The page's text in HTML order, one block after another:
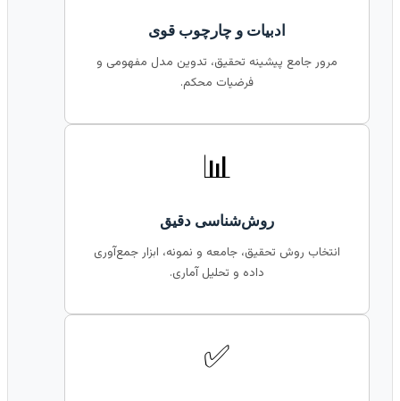
ادبیات و چارچوب قوی
مرور جامع پیشینه تحقیق، تدوین مدل مفهومی و
فرضیات محکم.
📊
روش‌شناسی دقیق
انتخاب روش تحقیق، جامعه و نمونه، ابزار جمع‌آوری
داده و تحلیل آماری.